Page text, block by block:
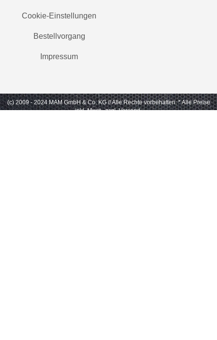
Cookie-Einstellungen
Bestellvorgang
Impressum
(c) 2009 - 2024 MAM GmbH & Co. KG // Alle Rechte vorbehalten. * Alle Preise
inkl. Mwst., zzgl. Versand.